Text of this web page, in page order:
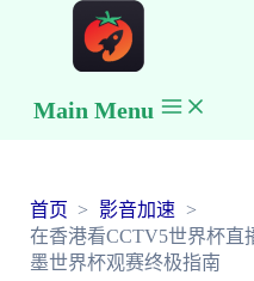
Main Menu
首页
影音加速
在香港看CCTV5世界杯直
墨世界杯观赛终极指南